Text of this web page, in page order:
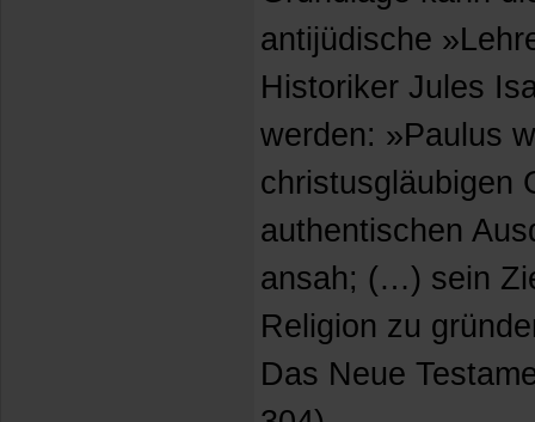
antijüdische
Historiker Jules
werden: »Paulus
christusgläubigen
authentischen
ansah; (…) sein
Religion zu
Das Neue